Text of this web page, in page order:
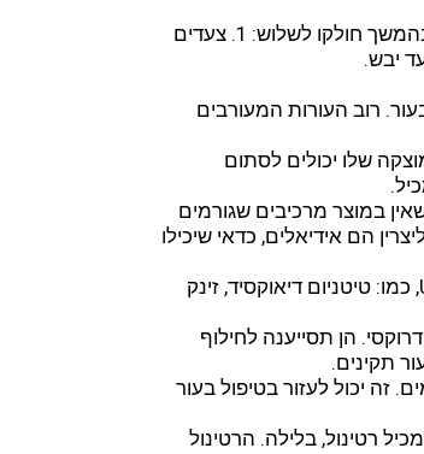
העור המעורב צריך טיפול בהתאם לסוגי העור הנפרדים. לכן, ההסברים שבהמשך חולקו לשלוש: 1. צעדים
רוב העורות המעורבים
שלו יכולים לסתום
במוצר מרכיבים שגורמים
הם אידיאלים, כדאי שיכילו
• יש להשתמש במקדם הגנה כל יום. כל השנה. בדקי שהוא מכיל מגיני UVA, כמו: טיטניום דיאוקסיד, זינק
הן תסייענה לחילוף
תקינים.
זה יכול לעזור בטיפול בעור
רטינול, בלילה. הרטינול